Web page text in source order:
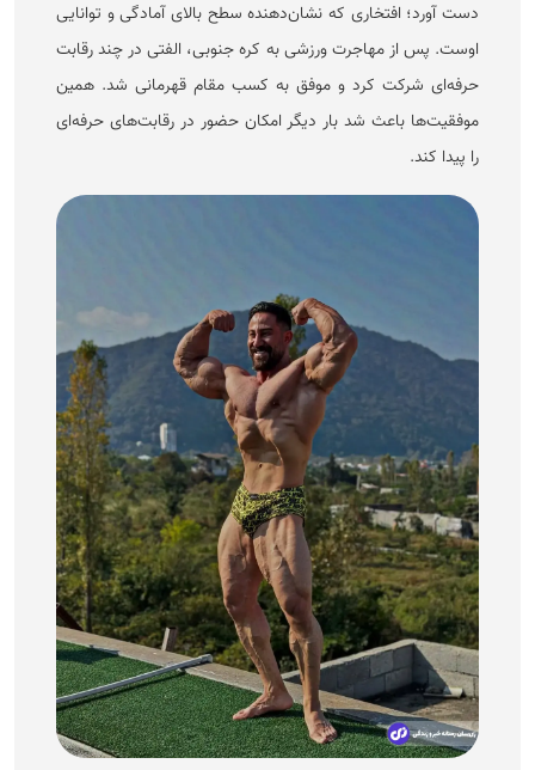
دست آورد؛ افتخاری که نشان‌دهنده سطح بالای آمادگی و توانایی
اوست. پس از مهاجرت ورزشی به کره جنوبی، الفتی در چند رقابت
حرفه‌ای شرکت کرد و موفق به کسب مقام قهرمانی شد. همین
موفقیت‌ها باعث شد بار دیگر امکان حضور در رقابت‌های حرفه‌ای
را پیدا کند.